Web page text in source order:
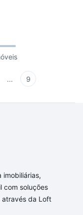
... 9
imobiliárias,
com soluções
através da Loft